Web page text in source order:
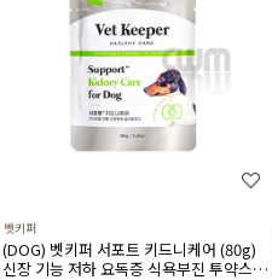
벳키퍼
(DOG) 벳키퍼 서포트 키드니케어 (80g)
신장 기능 저하 요독증 식욕부진 투약스트